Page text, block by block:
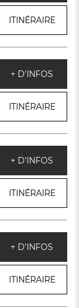
ITINÉRAIRE
+ D'INFOS
ITINÉRAIRE
+ D'INFOS
ITINÉRAIRE
+ D'INFOS
ITINÉRAIRE